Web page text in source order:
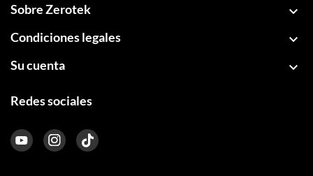
Sobre Zerotek 
Condiciones legales 
Su cuenta 
Redes sociales